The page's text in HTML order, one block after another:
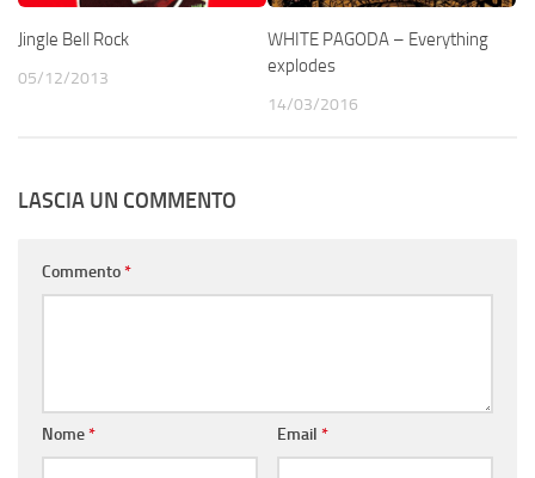
Jingle Bell Rock
05/12/2013
WHITE PAGODA – Everything
explodes
14/03/2016
LASCIA UN COMMENTO
Commento*
Nome* Email *